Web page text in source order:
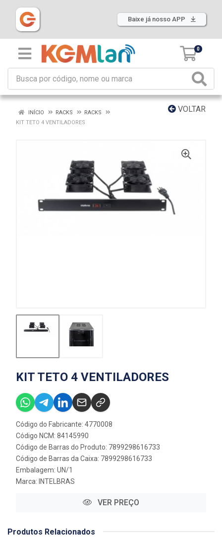
Baixe já nosso APP
0
VOLTAR
INÍCIO RACKS
RACKS
KIT TETO 4 VENTILADORES
KIT TETO 4 VENTILADORES
Código do Fabricante: 4770008
Código NCM: 84145990
Código de Barras do Produto: 7899298616733
Código de Barras da Caixa: 7899298616733
Embalagem: UN/1
Marca: INTELBRAS
VER PREÇO
Produtos Relacionados